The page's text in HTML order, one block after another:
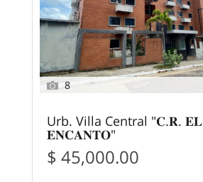
8
Urb. Villa Central "𝐂.𝐑. 𝐄𝐋
𝐄𝐍𝐂𝐀𝐍𝐓𝐎"
$ 45,000.00